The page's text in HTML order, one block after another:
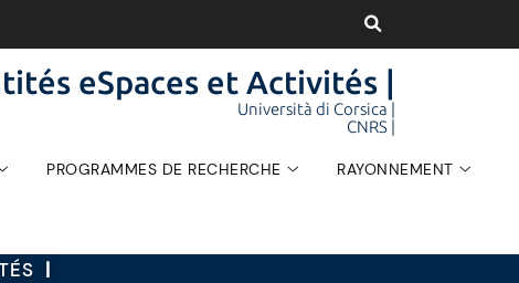
eSpaces et Activités |
Università di Corsica |
CNRS |
PROGRAMMES DE RECHERCHE RAYONNEMENT
|